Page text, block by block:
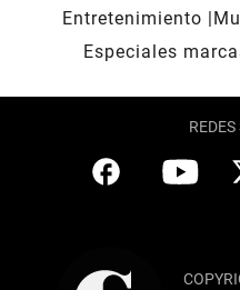
Entretenimiento
Especiales